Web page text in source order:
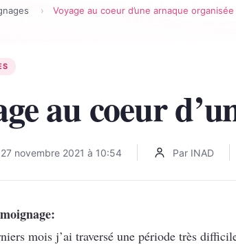
Voyage au coeur d’une arnaque organisée
au coeur
27 novembre 2021 à 10:54 Par INAD
mois j’ai traversé une période très